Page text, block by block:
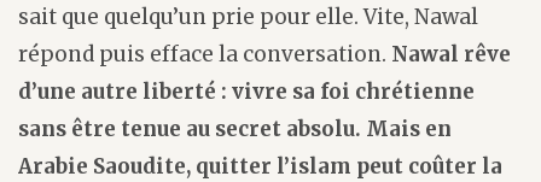
sait que quelqu’un prie pour elle. Vite, Nawal
répond puis efface la conversation. Nawal rêve
d’une autre liberté : vivre sa foi chrétienne
sans être tenue au secret absolu. Mais en
Arabie Saoudite, quitter l’islam peut coûter la